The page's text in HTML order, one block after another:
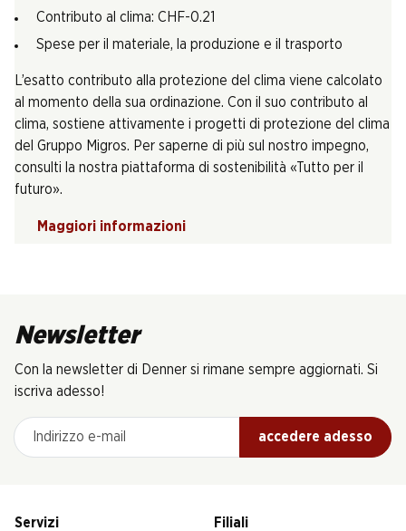
Contributo al clima: CHF-0.21
Spese per il materiale, la produzione e il trasporto
L’esatto contributo alla protezione del clima viene calcolato
al momento della sua ordinazione. Con il suo contributo al
clima, sostiene attivamente i progetti di protezione del clima
del Gruppo Migros. Per saperne di più sul nostro impegno,
consulti la nostra piattaforma di sostenibilità «Tutto per il
futuro».
Maggiori informazioni
Newsletter
Con la newsletter di Denner si rimane sempre aggiornati. Si
iscriva adesso!
Indirizzo e-mail
accedere adesso
Servizi
Filiali